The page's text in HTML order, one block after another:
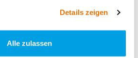
Details zeigen
Alle zulassen